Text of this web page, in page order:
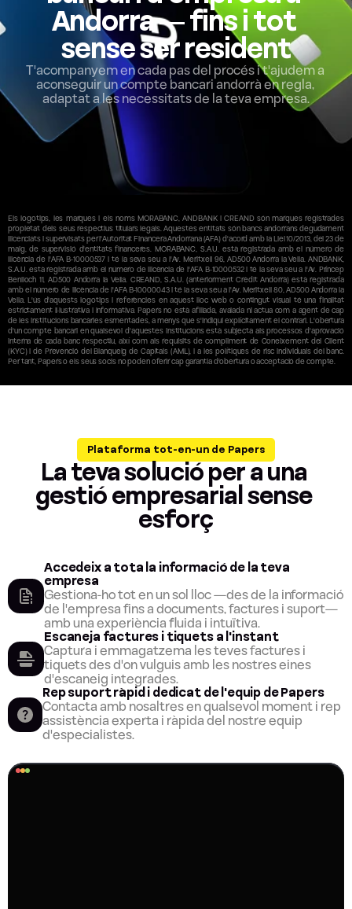
Andorra — fins i tot
sense ser resident
T'acompanyem en cada pas del procés i t'ajudem a
aconseguir un compte bancari andorrà en regla,
adaptat a les necessitats de la teva empresa.
Els logotips, les marques i els noms MORABANC, ANDBANK i CREAND són marques registrades
propietat dels seus respectius titulars legals. Aquestes entitats són bancs andorrans degudament
llicenciats i supervisats per l'Autoritat Financera Andorrana (AFA) d'acord amb la Llei 10/2013, del 23 de
maig, de supervisió d'entitats financeres. MORABANC, S.A.U. està registrada amb el número de
llicència de l'AFA B-10000537 i té la seva seu a l'Av. Meritxell 96, AD500 Andorra la Vella. ANDBANK,
S.A.U. està registrada amb el número de llicència de l'AFA B-10000532 i té la seva seu a l'Av. Príncep
Benlloch 11, AD500 Andorra la Vella. CREAND, S.A.U. (anteriorment Crèdit Andorrà) està registrada
amb el número de llicència de l'AFA B-10000043 i té la seva seu a l'Av. Meritxell 80, AD500 Andorra la
Vella. L'ús d'aquests logotips i referències en aquest lloc web o contingut visual té una finalitat
estrictament il·lustrativa i informativa. Papers no està afiliada, avalada ni actua com a agent de cap
de les institucions bancàries esmentades, a menys que s'indiqui explícitament el contrari. L'obertura
d'un compte bancari en qualsevol d'aquestes institucions està subjecta als processos d'aprovació
interna de cada banc respectiu, així com als requisits de compliment de Coneixement del Client
(KYC) i de Prevenció del Blanqueig de Capitals (AML), i a les polítiques de risc individuals del banc.
Per tant, Papers o els seus socis no poden oferir cap garantia d'obertura o acceptació de compte.
Plataforma tot-en-un de Papers
La teva solució per a una
gestió empresarial sense
esforç
Accedeix a tota la informació de la teva
empresa
Gestiona-ho tot en un sol lloc —des de la informació
de l'empresa fins a documents, factures i suport—
amb una experiència fluida i intuïtiva.
Escaneja factures i tiquets a l'instant
Captura i emmagatzema les teves factures i
tiquets des d'on vulguis amb les nostres eines
d'escaneig integrades.
Rep suport ràpid i dedicat de l'equip de Papers
Contacta amb nosaltres en qualsevol moment i rep
assistència experta i ràpida del nostre equip
d'especialistes.